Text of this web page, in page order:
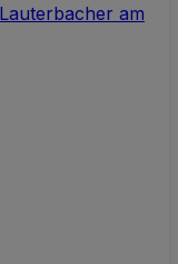
Lauterbacher am